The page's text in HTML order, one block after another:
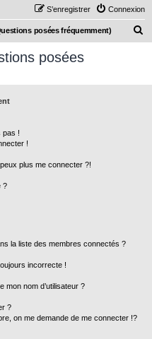
Connexion
S’enregistrer
posées fréquemment)
posées
pas !
!
plus me connecter ?!
?
la liste des membres connectés ?
incorrecte !
mon nom d’utilisateur ?
?
on me demande de me connecter !?